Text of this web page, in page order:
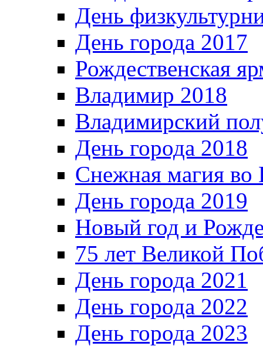
День
День города 2017
Рождественская
Владимир 2018
Владимирский
День города 2018
Снежная магия во
День города 2019
Новый год и
75 лет Великой
День города 2021
День города 2022
День города 2023